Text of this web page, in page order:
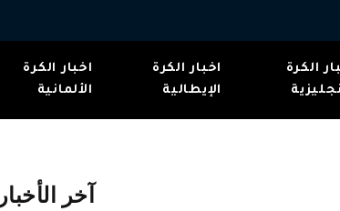
الكرة
اخبار الكرة
الإيطالية
اخبار الكرة
الألمانية
آخر الأخبار